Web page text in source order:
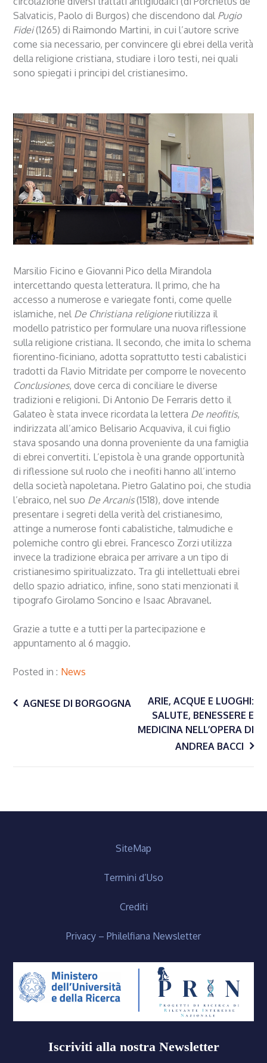
Salvaticis, Paolo di Burgos) che discendono dal Pugio
Fidei(1265) di Raimondo Martini, in cui l’autore scrive
come sia necessario, per convincere gli ebrei della verità
della religione cristiana, studiare i loro testi, nei quali
sono spiegati i principi del cristianesimo.
Marsilio Ficino e Giovanni Pico della Mirandola
intercettando questa letteratura. Il primo, che ha
accesso a numerose e variegate fonti, come quelle
islamiche, nel De Christiana religioneriutilizza il
modello patristico per formulare una nuova riflessione
sulla religione cristiana. Il secondo, che imita lo schema
fiorentino-ficiniano, adotta soprattutto testi cabalistici
tradotti da Flavio Mitridate per comporre le novecento
Conclusiones, dove cerca di conciliare le diverse
tradizioni e religioni. Di Antonio De Ferraris detto il
Galateo è stata invece ricordata la lettera De neofitis,
indirizzata all’amico Belisario Acquaviva, il cui figlio
stava sposando una donna proveniente da una famiglia
di ebrei convertiti. L’epistola è una grande opportunità
di riflessione sul ruolo che i neofiti hanno all’interno
della società napoletana. Pietro Galatino poi, che studia
l’ebraico, nel suo De Arcanis(1518), dove intende
presentare i segreti della verità del cristianesimo,
attinge a numerose fonti cabalistiche, talmudiche e
polemiche contro gli ebrei. Francesco Zorzi utilizza
invece la tradizione ebraica per arrivare a un tipo di
cristianesimo spiritualizzato. Tra gli intellettuali ebrei
dello spazio adriatico, infine, sono stati menzionati il
tipografo Girolamo Soncino e Isaac Abravanel.
Grazie a tutte e a tutti per la partecipazione e
appuntamento al 6 maggio.
Posted in News
Navigazione
AGNESE DI BORGOGNA
ARIE, ACQUE E LUOGHI:
SALUTE, BENESSERE E
MEDICINA NELL’OPERA DI
ANDREA BACCI
SiteMap
Termini d’Uso
Crediti
Privacy – Philelfiana Newsletter
Iscriviti alla nostra Newsletter